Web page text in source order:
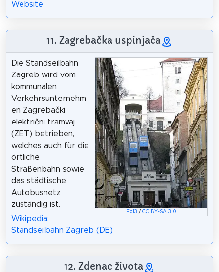
Website
11. Zagrebačka uspinjača
Ex13 /CC BY-SA 3.0
Die Standseilbahn
Zagreb wird vom
kommunalen
Verkehrsunternehm
en Zagrebački
električni tramvaj
(ZET) betrieben,
welches auch für die
örtliche
Straßenbahn sowie
das städtische
Autobusnetz
zuständig ist.
Wikipedia:
Standseilbahn Zagreb (DE)
12. Zdenac života